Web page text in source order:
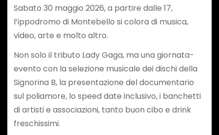
Sabato 30 maggio 2026, a partire dalle 17,
l’ippodromo di Montebello si colora di musica,
video, arte e molto altro.
Non solo il tributo Lady Gaga, ma una giornata-
evento con la selezione musicale dei dischi della
Signorina B, la presentazione del documentario
sul poliamore, lo speed date inclusivo, i banchetti
di artisti e associazioni, tanto buon cibo e drink
freschissimi.